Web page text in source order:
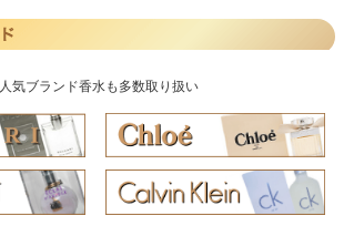
人気ブランド香水も多数取り扱い